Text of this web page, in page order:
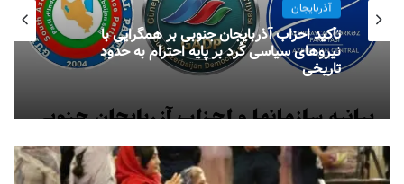
آذربایجان
تأکید احزاب آذربایجان جنوبی بر همگرایی با
نیروهای سیاسی کُرد بر پایه احترام به حدود
تاریخی